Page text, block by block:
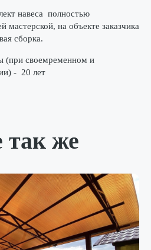
навеса полностью
мастерской, на объекте заказчика
сборка.
(при своемременном и
- 20 лет
так же